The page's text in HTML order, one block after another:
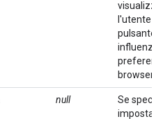
l'utente
pulsante:
browser
null
Se
imposta il